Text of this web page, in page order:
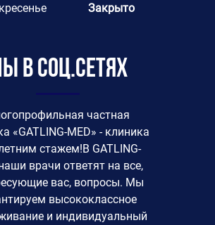
Закрыто
в соц.сетях
частная
«GATLING-MED» - клиника
стажем!В GATLING-
врачи ответят на все,
вас, вопросы. Мы
высококлассное
и индивидуальный